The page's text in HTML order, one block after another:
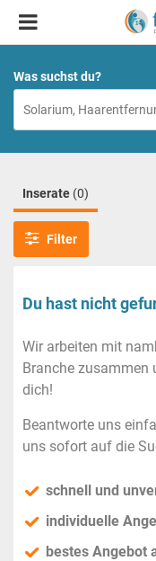
Was suchst du?
Inserate (0)
Filter
Du hast nicht
Wir arbeiten mit
Branche zusammen
dich!
Beantworte uns
uns sofort auf die
schnell und
individuelle
bestes Angebot